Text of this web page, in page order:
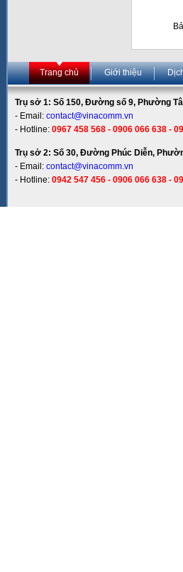
Trang chủ Giới thiệu
Trụ sở 1: Số 150, Đường số 9, Phường
- Email: contact@vinacomm.vn
- Hotline: 0967 458 568 - 0906 066 638 -
Trụ sở 2: Số 30, Đường Phúc Diễn,
- Email: contact@vinacomm.vn
- Hotline: 0942 547 456 - 0906 066 638 -